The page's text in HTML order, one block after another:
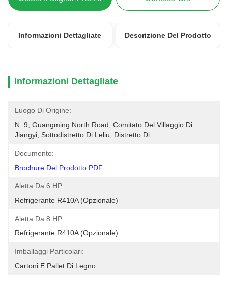
Informazioni Dettagliate Descrizione Del Prodotto
Informazioni Dettagliate
Luogo Di Origine:
N. 9, Guangming North Road, Comitato Del Villaggio Di
Jiangyi, Sottodistretto Di Leliu, Distretto Di
Documento:
Brochure Del Prodotto PDF
Aletta Da 6 HP:
Refrigerante R410A (opzionale)
Aletta Da 8 HP:
Refrigerante R410A (opzionale)
Imballaggi Particolari:
Cartoni E Pallet Di Legno